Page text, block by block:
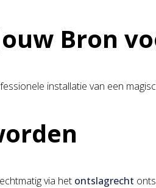
Bron
installatie van een
via het ontslagrecht